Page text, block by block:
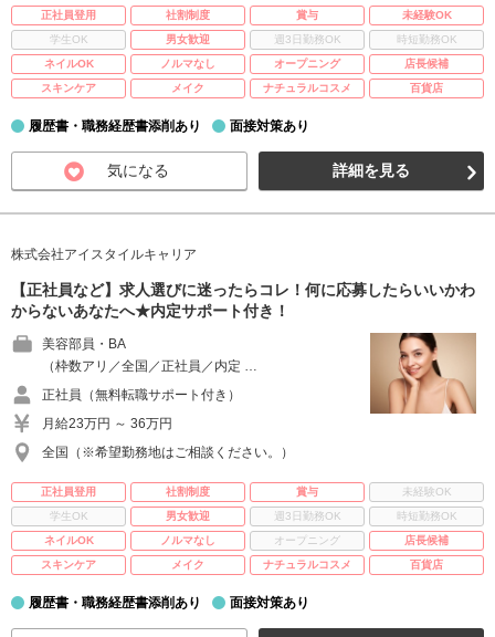
正社員登用 社割制度 賞与
未経験OK
学生OK
男女歓迎 週3日勤務OK
時短勤務OK
ネイルOK
ノルマなし オープニング
店長候補
スキンケア
メイク ナチュラルコスメ 百貨店
履歴書・職務経歴書添削あり 面接対策あり
気になる 詳細を見る
株式会社アイスタイルキャリア
【正社員など】求人選びに迷ったらコレ！何に応募したらいいかわ
からないあなたへ★内定サポート付き！
美容部員・BA
（枠数アリ／全国／正社員／内定 …
正社員（無料転職サポート付き）
月給23万円 ～ 36万円
全国（※希望勤務地はご相談ください。）
正社員登用 社割制度 賞与
未経験OK
学生OK
男女歓迎 週3日勤務OK
時短勤務OK
ネイルOK
ノルマなし オープニング
店長候補
スキンケア
メイク ナチュラルコスメ 百貨店
履歴書・職務経歴書添削あり 面接対策あり